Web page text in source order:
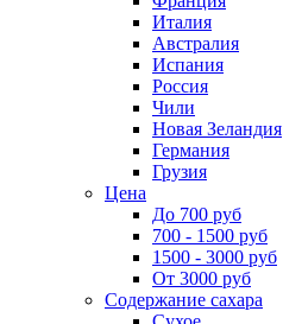
Италия
Австралия
Испания
Россия
Чили
Новая Зеландия
Германия
Грузия
Цена
До 700 руб
700 - 1500 руб
1500 - 3000 руб
От 3000 руб
Содержание сахара